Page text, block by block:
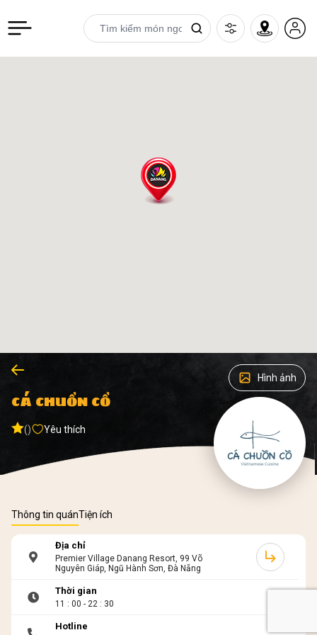
Hình ảnh
CÁ CHUỒN CỒ
() Yêu thích
Thông tin quánTiện ích
Địa chỉ
Premier Village Danang Resort, 99 Võ
Nguyên Giáp, Ngũ Hành Sơn, Đà Nẵng
Thời gian
11 : 00 - 22 : 30
Hotline